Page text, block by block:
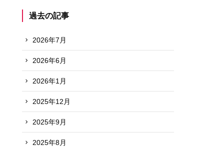
過去の記事
2026年7月
2026年6月
2026年1月
2025年12月
2025年9月
2025年8月